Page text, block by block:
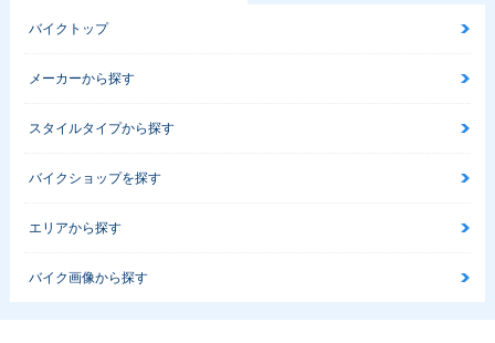
バイクトップ
メーカーから探す
スタイルタイプから探す
バイクショップを探す
エリアから探す
バイク画像から探す